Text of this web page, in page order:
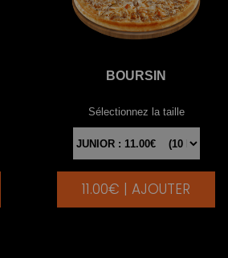
BOURSIN
Sélectionnez la taille
|
11.00€ | AJOUTER